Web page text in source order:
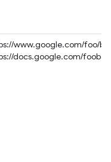
www.google.com/foo/
docs.google.com/foobar